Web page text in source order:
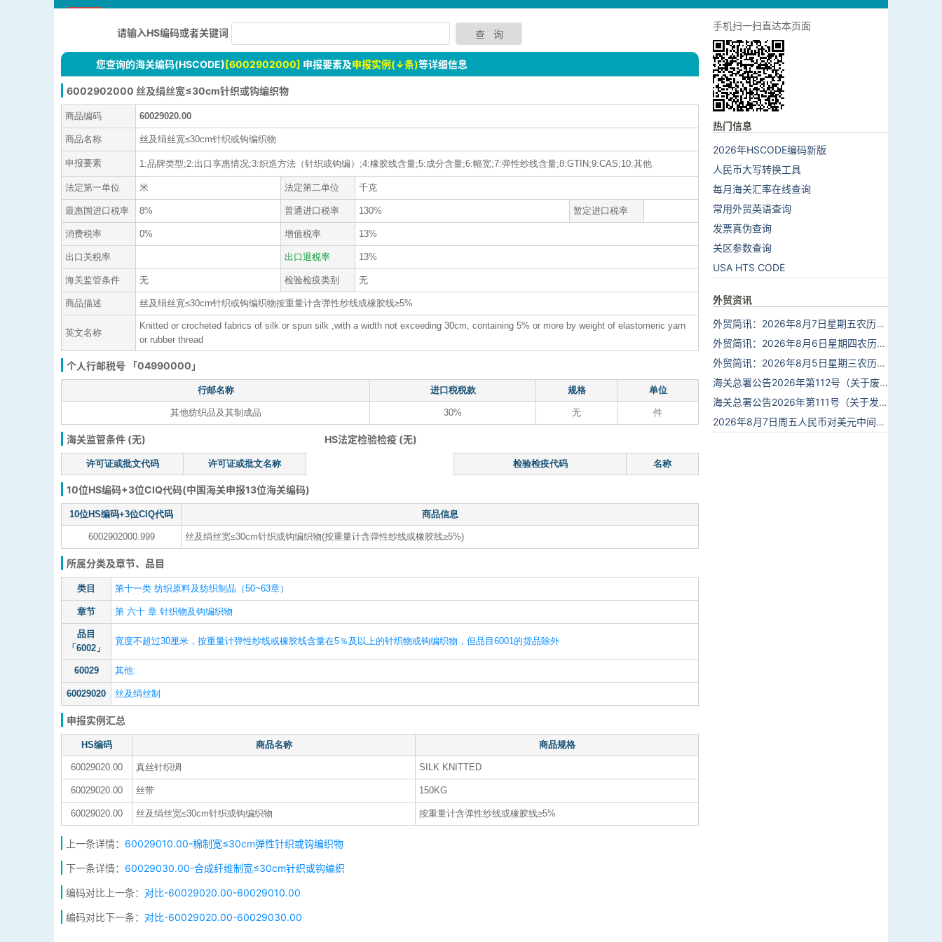
请输入HS编码或者关键词
您查询的海关编码(HSCODE)[6002902000] 申报要素及申报实例(↓条)等详细信息
6002902000 丝及绢丝宽≤30cm针织或钩编织物
商品编码 60029020.00
商品名称 丝及绢丝宽≤30cm针织或钩编织物
申报要素 1:品牌类型;2:出口享惠情况;3:织造方法（针织或钩编）;4:橡胶线含量;5:成分含量;6:幅宽;7:弹性纱线含量;8:GTIN;9:CAS;10:其他
法定第一单位 米 法定第二单位 千克
最惠国进口税率 8% 普通进口税率 130% 暂定进口税率
消费税率 0% 增值税率 13%
出口关税率 出口退税率 13%
海关监管条件 无 检验检疫类别 无
商品描述 丝及绢丝宽≤30cm针织或钩编织物按重量计含弹性纱线或橡胶线≥5%
英文名称
Knitted or crocheted fabrics of silk or spun silk ,with a width not exceeding 30cm, containing 5% or more by weight of elastomeric yarn
or rubber thread
个人行邮税号 「04990000」
行邮名称 进口税税款 规格 单位
其他纺织品及其制成品 30% 无 件
海关监管条件 (无) HS法定检验检疫 (无)
许可证或批文代码 许可证或批文名称 检验检疫代码 名称
10位HS编码+3位CIQ代码(中国海关申报13位海关编码)
10位HS编码+3位CIQ代码 商品信息
6002902000.999 丝及绢丝宽≤30cm针织或钩编织物(按重量计含弹性纱线或橡胶线≥5%)
所属分类及章节、品目
类目 第十一类 纺织原料及纺织制品（50~63章）
章节 第 六十 章 针织物及钩编织物
品目
「6002」
宽度不超过30厘米，按重量计弹性纱线或橡胶线含量在5％及以上的针织物或钩编织物，但品目6001的货品除外
60029 其他:
60029020 丝及绢丝制
申报实例汇总
HS编码 商品名称 商品规格
60029020.00 真丝针织绸 SILK KNITTED
60029020.00 丝带 150KG
60029020.00 丝及绢丝宽≤30cm针织或钩编织物 按重量计含弹性纱线或橡胶线≥5%
上一条详情： 60029010.00-棉制宽≤30cm弹性针织或钩编织物
下一条详情： 60029030.00-合成纤维制宽≤30cm针织或钩编织
编码对比上一条： 对比-60029020.00-60029010.00
编码对比下一条： 对比-60029020.00-60029030.00
手机扫一扫直达本页面
热门信息
2026年HSCODE编码新版
人民币大写转换工具
每月海关汇率在线查询
常用外贸英语查询
发票真伪查询
关区参数查询
USA HTS CODE
外贸资讯
外贸简讯：2026年8月7日星期五农历六月廿五
外贸简讯：2026年8月6日星期四农历六月廿四
外贸简讯：2026年8月5日星期三农历六月廿三
海关总署公告2026年第112号（关于废止部分卫生检疫类规范性文件的公告）
海关总署公告2026年第111号（关于发布《进出境动植物检疫处理监督管理工作规定》《进出境卫生处理监督管理工作规定》的公告）
2026年8月7日周五人民币对美元中间价报6.7904调贬9个基点